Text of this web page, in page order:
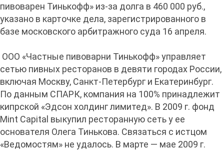
пивоварен Тинькофф» из-за долга в 460 000 руб.,
указано в карточке дела, зарегистрированного в
базе московского арбитражного суда 16 апреля.
ООО «Частные пивоварни Тинькофф» управляет
сетью пивных ресторанов в девяти городах России,
включая Москву, Санкт-Петербург и Екатеринбург.
По данным СПАРК, компания на 100% принадлежит
кипрской «Эдсон холдинг лимитед». В 2009 г. фонд
Mint Capital выкупил ресторанную сеть у ее
основателя Олега Тинькова. Связаться с истцом
«Ведомостям» не удалось. В марте — мае 2009 г.